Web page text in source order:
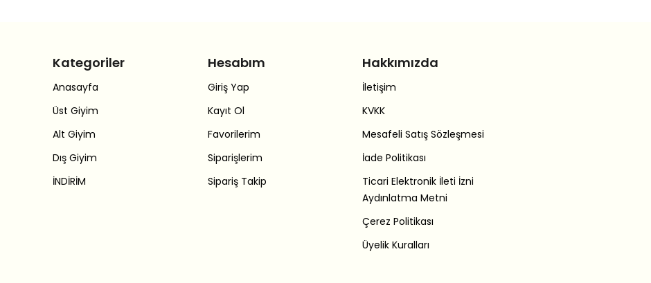
Kategoriler
Anasayfa
Üst Giyim
Alt Giyim
Dış Giyim
İNDİRİM
Hesabım
Giriş Yap
Kayıt Ol
Favorilerim
Siparişlerim
Sipariş Takip
Hakkımızda
İletişim
KVKK
Mesafeli Satış Sözleşmesi
İade Politikası
Ticari Elektronik İleti İzni
Aydınlatma Metni
Çerez Politikası
Üyelik Kuralları